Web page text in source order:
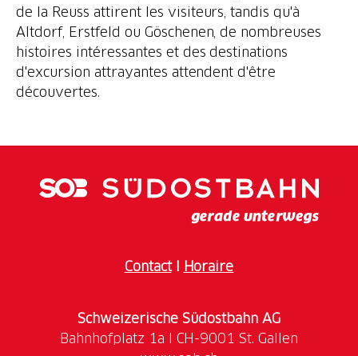
de la Reuss attirent les visiteurs, tandis qu'à
Altdorf, Erstfeld ou Göschenen, de nombreuses
histoires intéressantes et des destinations
d'excursion attrayantes attendent d'être
découvertes.
ContactI Horaire
Schweizerische Südostbahn AG